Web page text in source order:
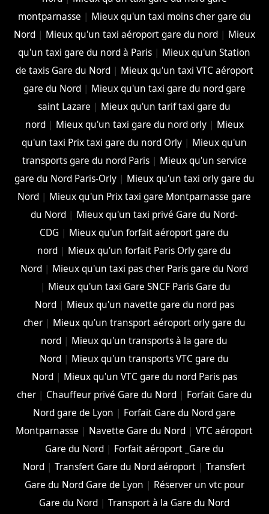
montparnasse | Mieux qu'un taxi moins cher gare du
Nord| Mieux qu'un taxi aéroport gare du nord| Mieux
qu'un taxi gare du nord à Paris | Mieux qu'un Station
de taxis Gare du Nord| Mieux qu'un taxi VTC aéroport
gare du Nord| Mieux qu'un taxi gare du nord gare
saint Lazare | Mieux qu'un tarif taxi gare du
nord| Mieux qu'un taxi gare du nord orly| Mieux
qu'un taxi Prix taxi gare du nord Orly | Mieux qu'un
transports gare du nord Paris| Mieux qu'un service
gare du Nord Paris-Orly| Mieux qu'un taxi orly gare du
Nord | Mieux qu'un Prix taxi gare Montparnasse gare
du Nord | Mieux qu'un taxi privé Gare du Nord-
CDG | Mieux qu'un forfait aéroport gare du
nord | Mieux qu'un forfait Paris Orly gare du
Nord | Mieux qu'un taxi pas cher Paris gare du Nord
| Mieux qu'un taxi Gare SNCF Paris Gare du
Nord| Mieux qu'un navette gare du nord pas
cher| Mieux qu'un transport aéroport orly gare du
nord | Mieux qu'un transports à la gare du
Nord | Mieux qu'un transports VTC gare du
Nord| Mieux qu'un VTC gare du nord Paris pas
cher| Chauffeur privé Gare du Nord| Forfait Gare du
Nord gare de Lyon | Forfait Gare du Nord gare
Montparnasse | Navette Gare du Nord |VTC aéroport
Gare du Nord| Forfait aéroport _Gare du
Nord |Transfert Gare du Nord aéroport |Transfert
Gare du Nord Gare de Lyon | Réserver un vtc pour
Gare du Nord |Transport à la Gare du Nord